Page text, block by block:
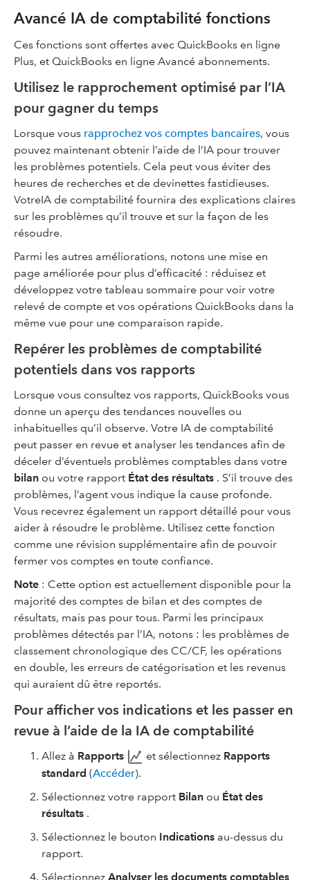
Avancé IA de comptabilité fonctions
Ces fonctions sont offertes avec QuickBooks en ligne
Plus, et QuickBooks en ligne Avancé abonnements.
Utilisez le rapprochement optimisé par l’IA
pour gagner du temps
Lorsque vous rapprochez vos comptes bancaires, vous
pouvez maintenant obtenir l’aide de l’IA pour trouver
les problèmes potentiels. Cela peut vous éviter des
heures de recherches et de devinettes fastidieuses.
VotreIA de comptabilité fournira des explications claires
sur les problèmes qu’il trouve et sur la façon de les
résoudre.
Parmi les autres améliorations, notons une mise en
page améliorée pour plus d’efficacité : réduisez et
développez votre tableau sommaire pour voir votre
relevé de compte et vos opérations QuickBooks dans la
même vue pour une comparaison rapide.
Repérer les problèmes de comptabilité
potentiels dans vos rapports
Lorsque vous consultez vos rapports, QuickBooks vous
donne un aperçu des tendances nouvelles ou
inhabituelles qu’il observe. Votre IA de comptabilité
peut passer en revue et analyser les tendances afin de
déceler d’éventuels problèmes comptables dans votre
bilan ou votre rapport État des résultats . S’il trouve des
problèmes, l’agent vous indique la cause profonde.
Vous recevrez également un rapport détaillé pour vous
aider à résoudre le problème. Utilisez cette fonction
comme une révision supplémentaire afin de pouvoir
fermer vos comptes en toute confiance.
Note : Cette option est actuellement disponible pour la
majorité des comptes de bilan et des comptes de
résultats, mais pas pour tous. Parmi les principaux
problèmes détectés par l’IA, notons : les problèmes de
classement chronologique des CC/CF, les opérations
en double, les erreurs de catégorisation et les revenus
qui auraient dû être reportés.
Pour afficher vos indications et les passer en
revue à l’aide de la IA de comptabilité
Allez à Rapports et sélectionnez Rapports
standard (Accéder).
Sélectionnez votre rapport Bilan ou État des
résultats .
Sélectionnez le bouton Indications au-dessus du
rapport.
Sélectionnez Analyser les documents comptables